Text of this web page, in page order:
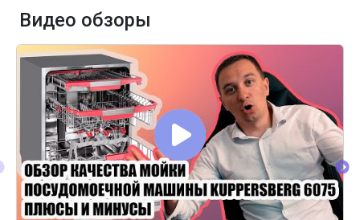
Видео обзоры